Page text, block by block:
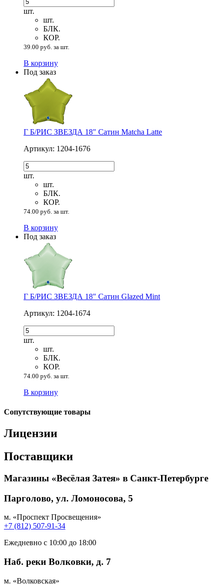
шт.
шт.
БЛК.
КОР.
39.00 руб. за шт.
В корзину
Под заказ
Г Б/РИС ЗВЕЗДА 18" Сатин Matcha Latte
Артикул: 1204-1676
шт.
шт.
БЛК.
КОР.
74.00 руб. за шт.
В корзину
Под заказ
Г Б/РИС ЗВЕЗДА 18" Сатин Glazed Mint
Артикул: 1204-1674
шт.
шт.
БЛК.
КОР.
74.00 руб. за шт.
В корзину
Сопутствующие товары
Лицензии
Поставщики
Магазины «Весёлая Затея» в Санкт-Петербурге
Парголово, ул. Ломоносова, 5
м. «Проспект Просвещения»
+7 (812) 507-91-34
Ежедневно с 10:00 до 18:00
Наб. реки Волковки, д. 7
м. «Волковская»